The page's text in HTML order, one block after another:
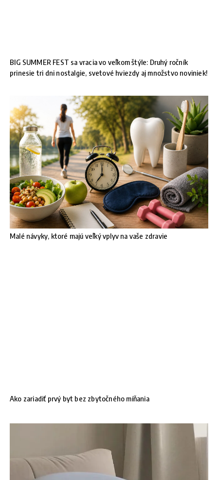
BIG SUMMER FEST sa vracia vo veľkom štýle: Druhý ročník
prinesie tri dni nostalgie, svetové hviezdy aj množstvo noviniek!
Malé návyky, ktoré majú veľký vplyv na vaše zdravie
Ako zariadiť prvý byt bez zbytočného míňania